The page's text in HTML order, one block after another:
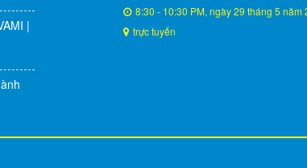
|
8:30 - 10:30 PM, ngày 29 tháng 5 năm
trực tuyến